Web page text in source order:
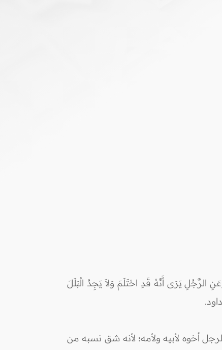
يَرَى أَنَّهُ قَدِ احْتَلَمَ وَلاَ يَجِدُ الْبَلَلَ
أخوه لأبيه ولأمه؛ لأنه شق نسبه من